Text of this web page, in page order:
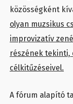
közösségként
olyan muzsikus
improvizatív
részének tekinti,
célkitűzéseivel.
A fórum alapító